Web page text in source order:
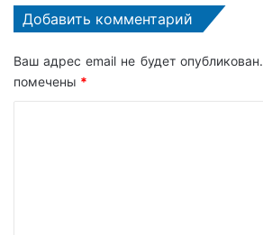
Добавить комментарий
Ваш адрес email не будет опубликован.
помечены *